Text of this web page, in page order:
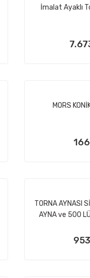
İmalat Ayaklı
MORS
TORNA AYNASI
AYNA ve 500